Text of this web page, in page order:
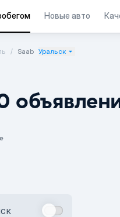
Новые авто
Saab Уральск